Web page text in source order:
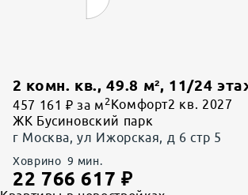
2 комн. кв., 49.8 м², 11/24
457 161 ₽ за м 2 Комфорт2 кв. 2027
ЖК Бусиновский парк
г Москва, ул Ижорская, д 6 стр 5
Ховрино 9 мин.
22 766 617 ₽